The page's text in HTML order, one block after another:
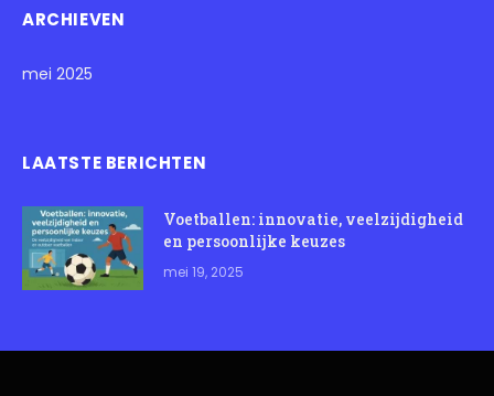
ARCHIEVEN
mei 2025
LAATSTE BERICHTEN
Voetballen: innovatie, veelzijdigheid
en persoonlijke keuzes
mei 19, 2025